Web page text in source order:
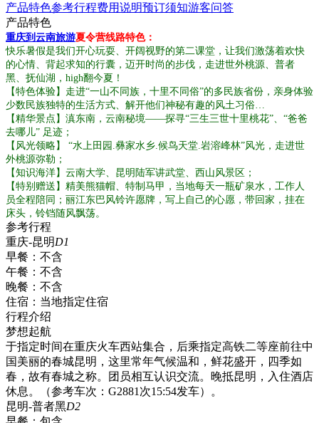
产品特色参考行程费用说明预订须知游客问答
产品特色
重庆到云南旅游夏令营线路特色：
快乐暑假是我们开心玩耍、开阔视野的第二课堂，让我们激荡着欢快
的心情、背起求知的行囊，迈开时尚的步伐，走进世外桃源、普者
黑、抚仙湖，high翻今夏！
【特色体验】走进“一山不同族，十里不同俗”的多民族省份，亲身体验
少数民族独特的生活方式、解开他们神秘有趣的风土习俗…
【精华景点】滇东南，云南秘境——探寻“三生三世十里桃花”、“爸爸
去哪儿” 足迹；
【风光领略】 “水上田园.彝家水乡.候鸟天堂.岩溶峰林”风光，走进世
外桃源弥勒；
【知识海洋】云南大学、昆明陆军讲武堂、西山风景区；
【特别赠送】精美熊猫帽、特制马甲，当地每天一瓶矿泉水，工作人
员全程陪同；丽江东巴风铃许愿牌，写上自己的心愿，带回家，挂在
床头，铃铛随风飘荡。
参考行程
重庆-昆明D1
早餐： 不含
午餐： 不含
晚餐： 不含
住宿： 当地指定住宿
行程介绍
梦想起航
于指定时间在重庆火车西站集合，后乘指定高铁二等座前往中
国美丽的春城昆明，这里常年气候温和，鲜花盛开，四季如
春，故有春城之称。团员相互认识交流。晚抵昆明，入住酒店
休息。（参考车次：G2881次15:54发车）。
昆明-普者黑D2